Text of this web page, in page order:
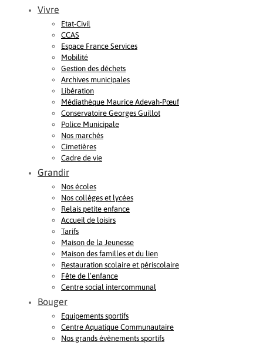
Vivre
Etat-Civil
CCAS
Espace France Services
Mobilité
Gestion des déchets
Archives municipales
Libération
Médiathèque Maurice Adevah-Pœuf
Conservatoire Georges Guillot
Police Municipale
Nos marchés
Cimetières
Cadre de vie
Grandir
Nos écoles
Nos collèges et lycées
Relais petite enfance
Accueil de loisirs
Tarifs
Maison de la Jeunesse
Maison des familles et du lien
Restauration scolaire et périscolaire
Fête de l’enfance
Centre social intercommunal
Bouger
Equipements sportifs
Centre Aquatique Communautaire
Nos grands évènements sportifs